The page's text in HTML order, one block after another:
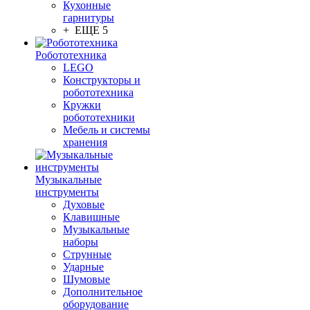
Кухонные
гарнитуры
+ ЕЩЕ 5
Робототехника
LEGO
Конструкторы и
робототехника
Кружки
робототехники
Мебель и системы
хранения
Музыкальные
инструменты
Духовые
Клавишные
Музыкальные
наборы
Струнные
Ударные
Шумовые
Дополнительное
оборудование